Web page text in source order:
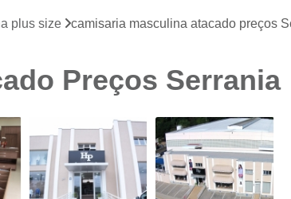
Camisa Masculina
Camisa Masculina
Camisa Branca Plus Size
Camisa Jeans
Camisa Social Branca Plus Size
Camisa Social Plus Size
Camisa Xadrez Masculina Plus Size
plus size camisaria masculina atacado preços
Preços Serrania